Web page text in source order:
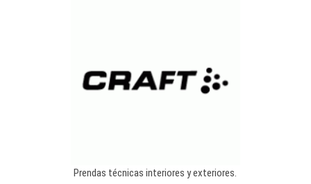
Prendas técnicas interiores y exteriores.